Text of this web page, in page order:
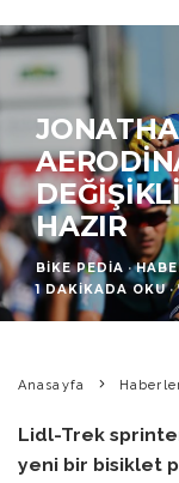
HAZIR
BIKE PEDIA ·
1 DAKIKADA OKU ·
Anasayfa
Lidl-Trek
yeni bir bisiklet